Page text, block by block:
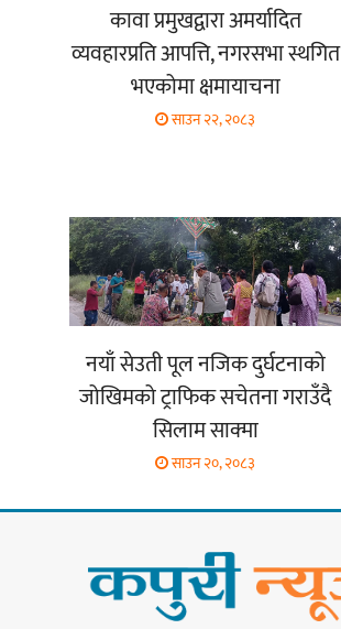
कावा प्रमुखद्वारा अमर्यादित
व्यवहारप्रति आपत्ति, नगरसभा स्थगित
भएकोमा क्षमायाचना
साउन २२, २०८३
नयाँ सेउती पूल नजिक दुर्घटनाको
जोखिमको ट्राफिक सचेतना गराउँदै
सिलाम साक्मा
साउन २०, २०८३